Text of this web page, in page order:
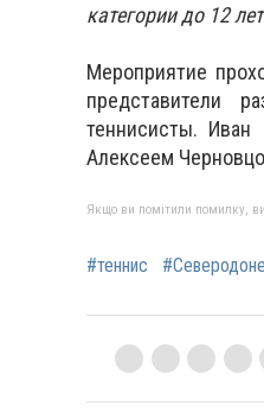
категории до 12
Мероприятие
представители
теннисисты.
Алексеем
Якщо ви помітили помилку,
#теннис